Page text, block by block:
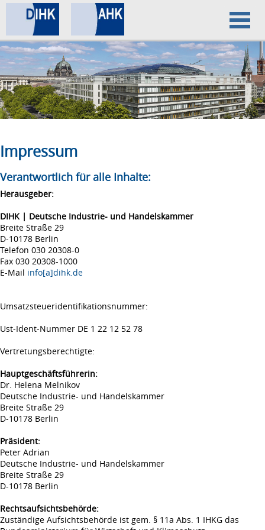
Home
Datenschutz
Impressum
Impressum
Verantwortlich für alle Inhalte:
Herausgeber:
DIHK | Deutsche Industrie- und Handelskammer
Breite Straße 29
D-10178 Berlin
Telefon 030 20308-0
Fax 030 20308-1000
E-Mail info[a]dihk.de
Umsatzsteueridentifikationsnummer:
Ust-Ident-Nummer DE 1 22 12 52 78
Vertretungsberechtigte:
Hauptgeschäftsführerin:
Dr. Helena Melnikov
Deutsche Industrie- und Handelskammer
Breite Straße 29
D-10178 Berlin
Präsident:
Peter Adrian
Deutsche Industrie- und Handelskammer
Breite Straße 29
D-10178 Berlin
Rechtsaufsichtsbehörde:
Zuständige Aufsichtsbehörde ist gem. § 11a Abs. 1 IHKG das